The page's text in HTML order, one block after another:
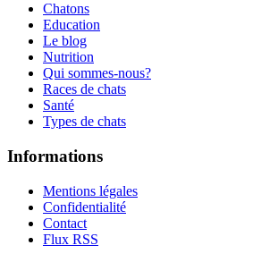
Chatons
Education
Le blog
Nutrition
Qui sommes-nous?
Races de chats
Santé
Types de chats
Informations
Mentions légales
Confidentialité
Contact
Flux RSS